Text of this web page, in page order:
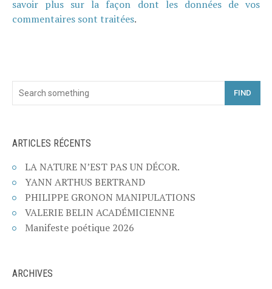
savoir plus sur la façon dont les données de vos
commentaires sont traitées.
FIND
ARTICLES RÉCENTS
LA NATURE N’EST PAS UN DÉCOR.
YANN ARTHUS BERTRAND
PHILIPPE GRONON MANIPULATIONS
VALERIE BELIN ACADÉMICIENNE
Manifeste poétique 2026
ARCHIVES